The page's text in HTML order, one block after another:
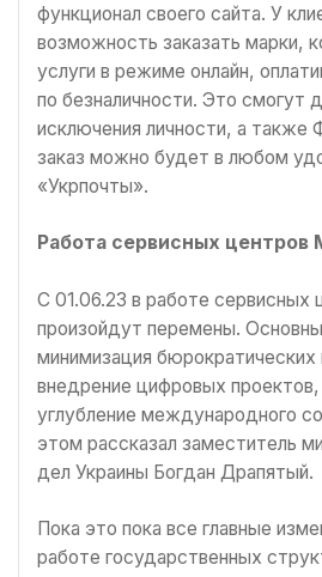
функционал своего сайта. У
возможность заказать марки,
услуги в режиме онлайн,
по безналичности. Это смогут
исключения личности, а также
заказ можно будет в любом
«Укрпочты».
Работа сервисных центров
С 01.06.23 в работе
произойдут перемены.
минимизация
внедрение цифровых
углубление международного
этом рассказал заместитель
дел Украины Богдан Драпятый.
Пока это пока все главные
работе государственных